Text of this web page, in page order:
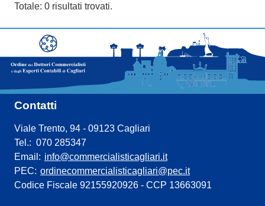
Totale: 0 risultati trovati.
Contatti
Viale Trento, 94 - 09123 Cagliari
Tel.: 070 285347
Email: info@commercialisticagliari.it
PEC: ordinecommercialisticagliari@pec.it
Codice Fiscale 92155920926 - CCP 13663091